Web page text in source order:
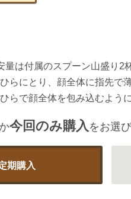
量は付属のスプーン山盛り2
らにとり、顔全体に指先で
らで顔全体を包み込むよう
か今回のみ購入をお選
期購入